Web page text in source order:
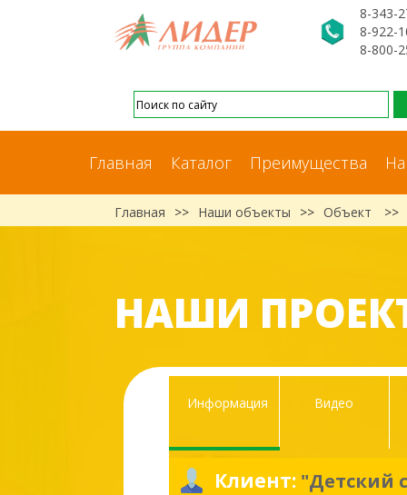
8-343-
8-922-
8-800-
Главная Каталог Преимущества
Главная >> Наши объекты >> Объект >>
НАШИ
Информация Видео
Клиент: "Детский